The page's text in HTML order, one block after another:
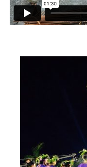
誰是大武壠族
祭儀信仰
歡迎來部落